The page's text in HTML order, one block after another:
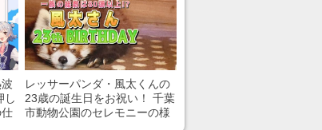
し
レッサーパンダ・風太くんの
23歳の誕生日をお祝い！ 千葉
市動物公園のセレモニーの様